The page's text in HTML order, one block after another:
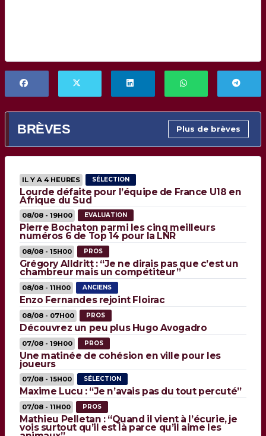
BRÈVES Plus de brèves
IL Y A 4 HEURES SÉLECTION
Lourde défaite pour l’équipe de France U18 en
Afrique du Sud
08/08 - 19H00 EVALUATION
Pierre Bochaton parmi les cinq meilleurs
numéros 6 de Top 14 pour la LNR
08/08 - 15H00 PROS
Grégory Alldritt : “Je ne dirais pas que c’est un
chambreur mais un compétiteur”
08/08 - 11H00 ANCIENS
Enzo Fernandes rejoint Floirac
08/08 - 07H00 PROS
Découvrez un peu plus Hugo Avogadro
07/08 - 19H00 PROS
Une matinée de cohésion en ville pour les
joueurs
07/08 - 15H00 SÉLECTION
Maxime Lucu : “Je n’avais pas du tout percuté”
07/08 - 11H00 PROS
Mathieu Pelletan : “Quand il vient à l’écurie, je
vois surtout qu’il est là parce qu’il aime les